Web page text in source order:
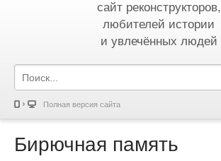
сайт реконструкторов,
любителей истории
и увлечённых людей
Полная версия сайта
Бирючная память